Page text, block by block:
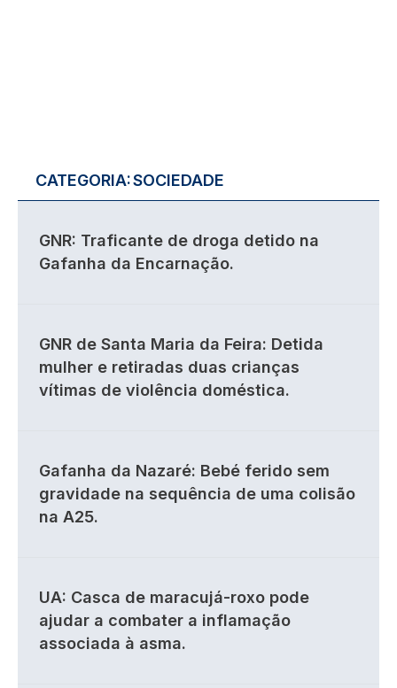
CATEGORIA:SOCIEDADE
GNR: Traficante de droga detido na
Gafanha da Encarnação.
GNR de Santa Maria da Feira: Detida
mulher e retiradas duas crianças
vítimas de violência doméstica.
Gafanha da Nazaré: Bebé ferido sem
gravidade na sequência de uma colisão
na A25.
UA: Casca de maracujá-roxo pode
ajudar a combater a inflamação
associada à asma.